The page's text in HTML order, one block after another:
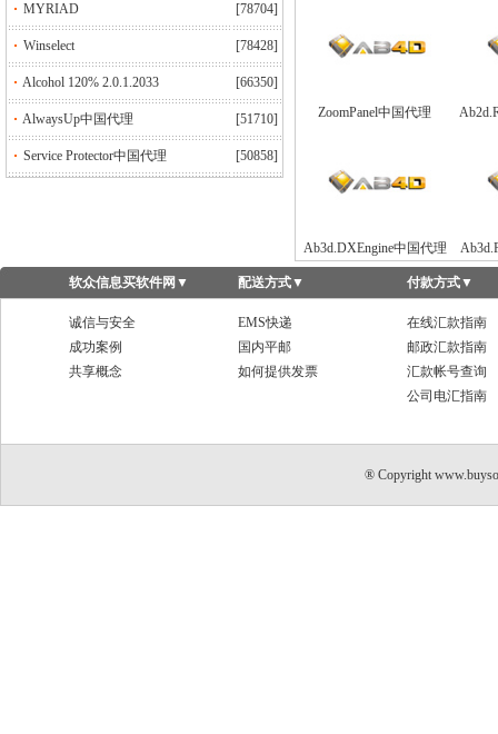
MYRIAD [78704]
Winselect [78428]
Alcohol 120% 2.0.1.2033 [66350]
AlwaysUp中国代理 [51710]
Service Protector中国代理 [50858]
ZoomPanel中国代理
Ab3d.DXEngine中国代理
软众信息买软件网 ▼ 配送方式▼ 付款方式▼
诚信与安全 EMS快递
在线汇款指南
成功案例
国内平邮
邮政汇款指南
共享概念
如何提供发票
汇款帐号查询
公司电汇指南
® Copyright